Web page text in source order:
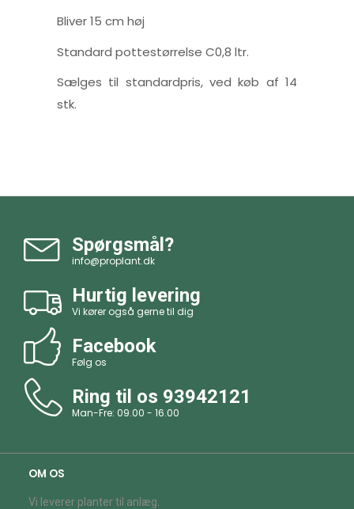
Bliver 15 cm høj
Standard pottestørrelse C0,8 ltr.
Sælges til standardpris, ved køb af 14
stk.
Spørgsmål?
info@proplant.dk
Hurtig levering
Vi kører også gerne til dig
Facebook
Følg os
Ring til os 93942121
Man-Fre: 09.00 - 16.00
OM OS
Vi leverer planter til anlæg.